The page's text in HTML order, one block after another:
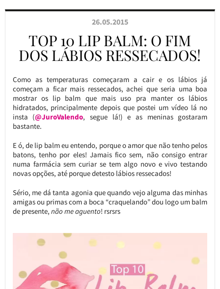
26.05.2015
TOP 10 LIP BALM: O FIM
DOS LÁBIOS RESSECADOS!
Como as temperaturas começaram a cair e os lábios já
começam a ficar mais ressecados, achei que seria uma boa
mostrar os lip balm que mais uso pra manter os lábios
hidratados, principalmente depois que postei um vídeo lá no
insta (@JuroValendo, segue lá!) e as meninas gostaram
bastante.
E ó, de lip balm eu entendo, porque o amor que não tenho pelos
batons, tenho por eles! Jamais fico sem, não consigo entrar
numa farmácia sem curiar se tem algo novo e vivo testando
novas opções, até porque detesto lábios ressecados!
Sério, me dá tanta agonia que quando vejo alguma das minhas
amigas ou primas com a boca “craquelando” dou logo um balm
de presente, não me aguento! rsrsrs